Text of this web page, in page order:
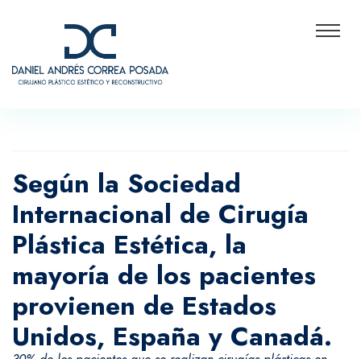
Según la Sociedad
Internacional de Cirugía
Plástica Estética, la
mayoría de los pacientes
provienen de Estados
Unidos, España y Canadá.